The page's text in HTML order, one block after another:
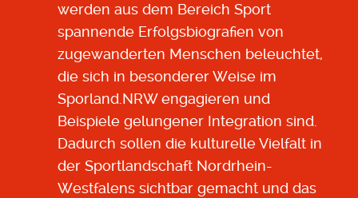
werden aus dem Bereich Sport
spannende Erfolgsbiografien von
zugewanderten Menschen beleuchtet,
die sich in besonderer Weise im
Sporland.NRW engagieren und
Beispiele gelungener Integration sind.
Dadurch sollen die kulturelle Vielfalt in
der Sportlandschaft Nordrhein-
Westfalens sichtbar gemacht und das